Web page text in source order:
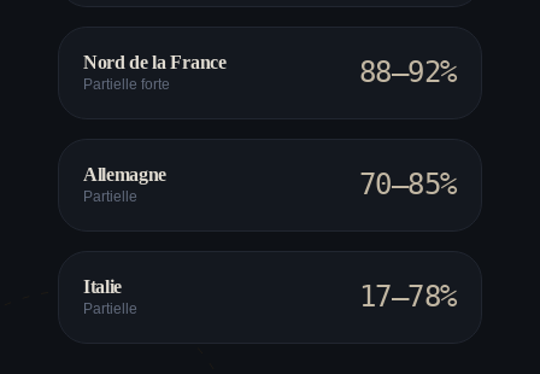
Nord de la France
Partielle forte 88–92%
Allemagne
Partielle 70–85%
Italie
Partielle 17–78%